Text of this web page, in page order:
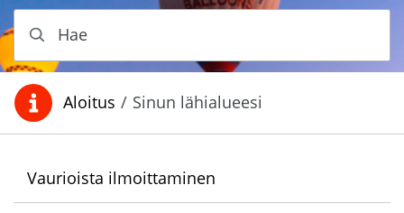
Olet täällä:Aloitus / Sinun lähialueesi
Vaurioista ilmoittaminen